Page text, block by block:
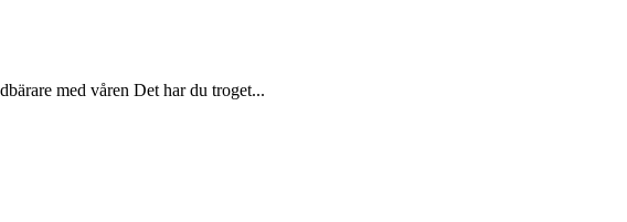
med våren Det har du troget...